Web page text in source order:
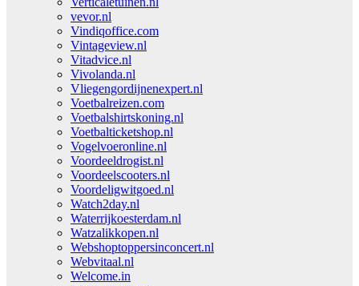
vevor.nl
Vindiqoffice.com
Vintageview.nl
Vitadvice.nl
Vivolanda.nl
Vliegengordijnenexpert.nl
Voetbalreizen.com
Voetbalshirtskoning.nl
Voetbalticketshop.nl
Vogelvoeronline.nl
Voordeeldrogist.nl
Voordeelscooters.nl
Voordeligwitgoed.nl
Watch2day.nl
Waterrijkoesterdam.nl
Watzalikkopen.nl
Webshoptoppersinconcert.nl
Webvitaal.nl
Welcome.in